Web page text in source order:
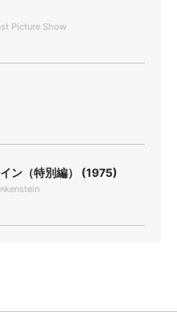
Picture Show
ン（特別編） (1975)